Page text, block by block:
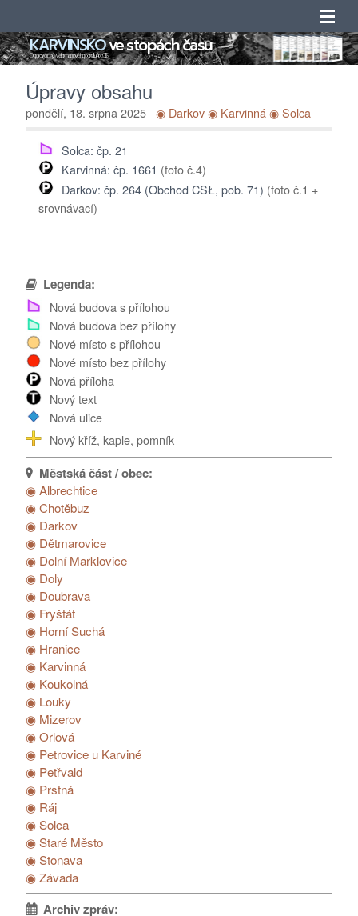
Úvod
Novinky
Katalogy
Seznamy
O projektu
Kontakty
Poděkování...
KARVINSKOve stopách času
Doprovodný web mapového portálu ArcGIS
Legenda:
Nová budova s přílohou
Nová budova bez přílohy
Nové místo s přílohou
Nové místo bez přílohy
Nová příloha
Nový text
Nová ulice
Nový kříž, kaple, pomník
◉ Albrechtice
◉ Chotěbuz
◉ Darkov
◉ Dětmarovice
◉ Dolní Marklovice
◉ Doly
◉ Doubrava
◉ Fryštát
◉ Horní Suchá
◉ Hranice
◉ Karvinná
◉ Koukolná
◉ Louky
◉ Mizerov
◉ Orlová
◉ Petrovice u Karviné
◉ Petřvald
◉ Prstná
◉ Ráj
◉ Solca
◉ Staré Město
◉ Stonava
◉ Závada
Úpravy obsahu
pondělí, 18. srpna 2025 ◉ Darkov◉ Karvinná◉ Solca
Solca: čp. 21
Karvinná: čp. 1661 (foto č.4)
Darkov: čp. 264 (Obchod CSŁ, pob. 71) (foto č.1 +
srovnávací)